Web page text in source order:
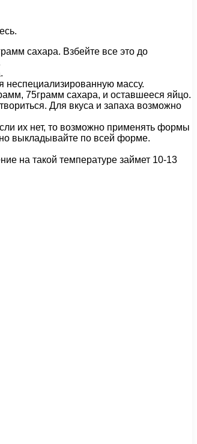
сахара. Взбейте все это до
неспециализированную массу.
75грамм сахара, и оставшееся яйцо.
Для вкуса и запаха возможно
их нет, то возможно применять формы
выкладывайте по всей форме.
на такой температуре займет 10-13